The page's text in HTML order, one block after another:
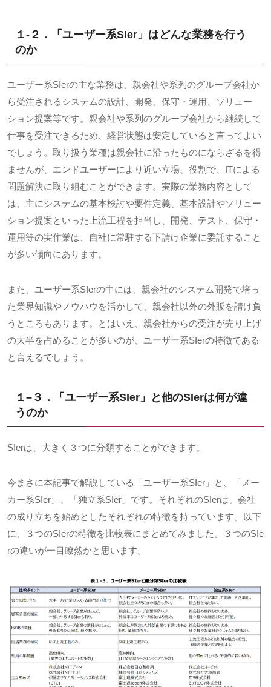
１-２．「ユーザー系SIer 」はどんな業務を行う
のか
ユーザー系SIerの主な業務は、親会社や系列のグループ会社か
ら受注されるシステムの設計、開発、保守・運用、ソリュー
ション提案等です。親会社や系列のグループ会社から継続して
仕事を受注できるため、経営状態は安定していると言ってよい
でしょう。取り扱う業種は親会社に沿ったものにならざるを得
ませんが、エンドユーザーにより近い立場、役割で、 ITによる
問題解決に取り組むことができます。実際の業務内容として
は、主にシステムの基本検討や要件定義、基本設計やソリュー
ション提案といった上流工程を担当し、開発、テスト、保守・
運用等の実作業は、自社に常駐する下請け企業に委託すること
が多い傾向にあります。
また、ユーザー系SIerの中には、親会社のシステム開発で培っ
た業界知識やノウハウを活かして、親会社以外の外販を請け負
うところもあります。とはいえ、親会社からの受注が売り上げ
の大半を占めることが多いのが、ユーザー系SIerの特徴である
と言えるでしょう。
１ – ３．「ユーザー系SIer 」と他のSIerは何が違
うのか
SIerは、大きく３つに分類することができます。
今まさに本記事で解説している「ユーザー系SIer 」と、「メー
カー系SIer 」、「独立系SIer 」です。それぞれのSIerは、会社
の成り立ちを始めとしたそれぞれの特徴を持っています。以下
に、３つのSIerの特徴を比較表にまとめてみました。３つのSIe
rの違いが一目瞭然かと思います。